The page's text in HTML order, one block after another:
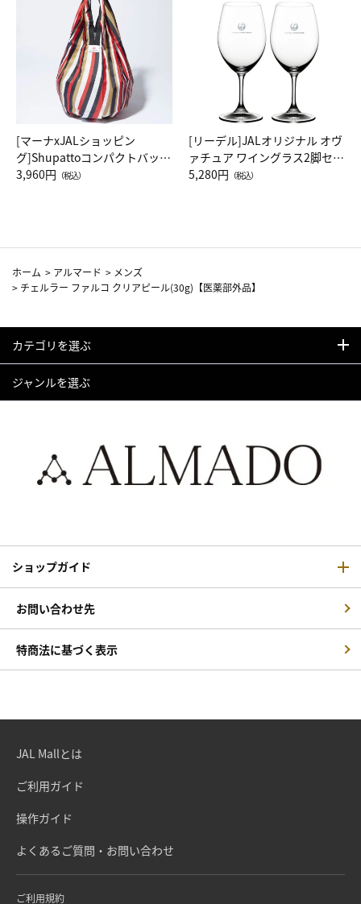
[マーナxJALショッピン
グ]Shupattoコンパクトバッグ
Drop JAL客室乗務員（LC）ス
3,960円 （税込）
[リーデル]JALオリジナル オヴ
ァチュア ワイングラス2脚セッ
ト（レッドワイン）
5,280円 （税込）
ホーム > アルマード > メンズ
> チェルラー ファルコ クリアピール(30g)【医薬部外品】
カテゴリを選ぶ
ジャンルを選ぶ
ショップガイド
お問い合わせ先
特商法に基づく表示
JAL Mallとは
ご利用ガイド
操作ガイド
よくあるご質問・お問い合わせ
ご利用規約